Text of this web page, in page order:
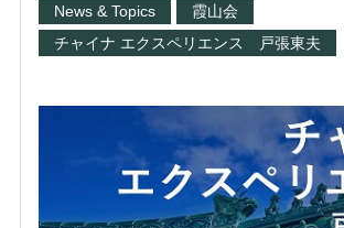
News & Topics
霞山会
チャイナ エクスペリエンス 戸張東夫